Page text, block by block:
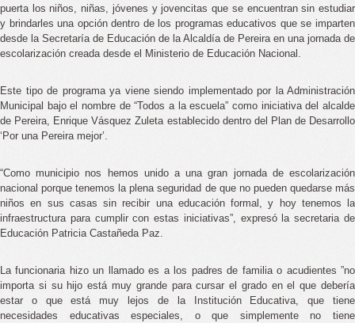
puerta los niños, niñas, jóvenes y jovencitas que se encuentran sin estudiar
y brindarles una opción dentro de los programas educativos que se imparten
desde la Secretaría de Educación de la Alcaldía de Pereira en una jornada de
escolarización creada desde el Ministerio de Educación Nacional.
Este tipo de programa ya viene siendo implementado por la Administración
Municipal bajo el nombre de “Todos a la escuela” como iniciativa del alcalde
de Pereira, Enrique Vásquez Zuleta establecido dentro del Plan de Desarrollo
‘Por una Pereira mejor’.
“Como municipio nos hemos unido a una gran jornada de escolarización
nacional porque tenemos la plena seguridad de que no pueden quedarse más
niños en sus casas sin recibir una educación formal, y hoy tenemos la
infraestructura para cumplir con estas iniciativas”, expresó la secretaria de
Educación Patricia Castañeda Paz.
La funcionaria hizo un llamado es a los padres de familia o acudientes ”no
importa si su hijo está muy grande para cursar el grado en el que debería
estar o que está muy lejos de la Institución Educativa, que tiene
necesidades educativas especiales, o que simplemente no tiene